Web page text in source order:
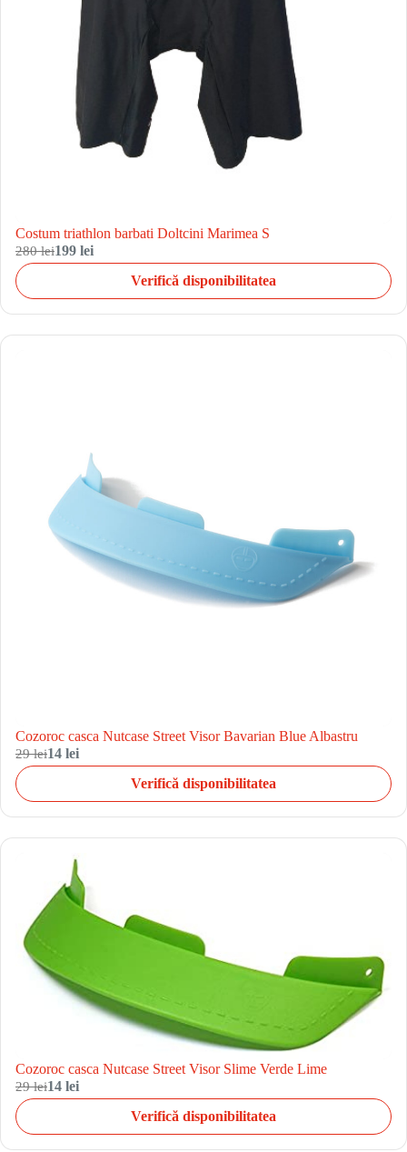
Costum triathlon barbati Doltcini Marimea S
280 lei199 lei
Verifică disponibilitatea
Cozoroc casca Nutcase Street Visor Bavarian Blue Albastru
29 lei14 lei
Verifică disponibilitatea
Cozoroc casca Nutcase Street Visor Slime Verde Lime
29 lei14 lei
Verifică disponibilitatea